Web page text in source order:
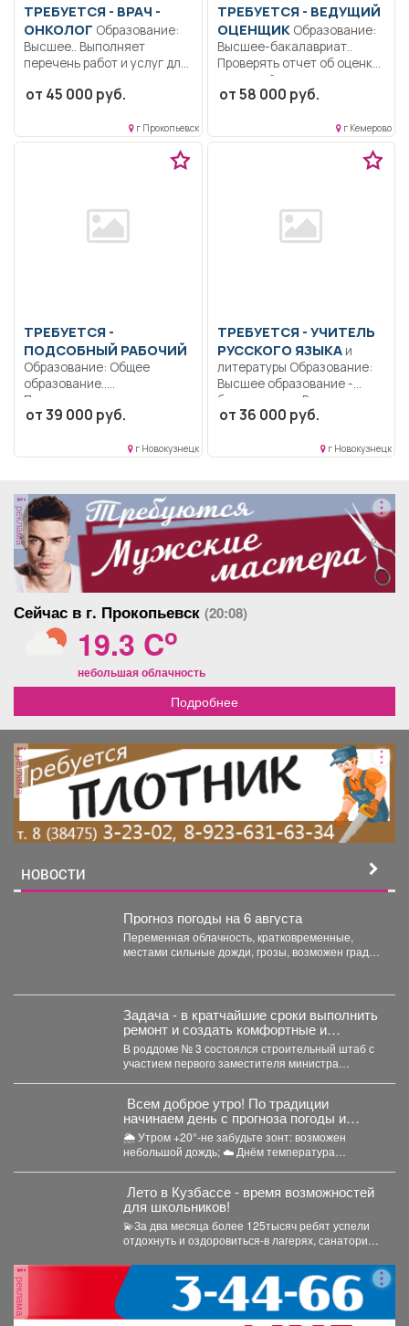
ТРЕБУЕТСЯ - ВРАЧ -
ОНКОЛОГ
Высшее.. Выполняет
перечень работ и услуг для
от 45 000 руб.
г Прокопьевск
ТРЕБУЕТСЯ - ВЕДУЩИЙ
ОЦЕНЩИКОбразование:
Высшее-бакалавриат..
Проверять отчет об оценке
рыночной стоимости
объекта...
от 58 000 руб.
г Кемерово
ТРЕБУЕТСЯ -
ПОДСОБНЫЙ РАБОЧИЙ
Образование: Общее
образование..
Производство
вспомогательных работ на
от 39 000 руб.
г Новокузнецк
ТРЕБУЕТСЯ - УЧИТЕЛЬ
РУССКОГО ЯЗЫКАи
литературы Образование:
Высшее образование -
бакалавриат.. Ведение
педагогической
от 36 000 руб.
г Новокузнецк
реклама
Сейчас в г. Прокопьевск (20:08)
19.3 Co
небольшая облачность
Подробнее
реклама
НОВОСТИ
Прогноз погоды на 6 августа
Переменная облачность, кратковременные,
местами сильные дожди, грозы, возможен град.
Задача - в кратчайшие сроки выполнить
ремонт и создать комфортные и
безопасные условия для будущих мам
и новорождённых.
В роддоме № 3 состоялся строительный штаб с
участием первого заместителя министра
Всем доброе утро! По традиции
начинаем день с прогноза погоды и
щепотки народной мудрости
🌦 Утром +20°-не забудьте зонт: возможен
небольшой дождь; ☁️ Днём температура
️ Лето в Кузбассе - время возможностей
для школьников!
💫За два месяца более 125тысяч ребят успели
отдохнуть и оздоровиться-в лагерях, санаториях
реклама